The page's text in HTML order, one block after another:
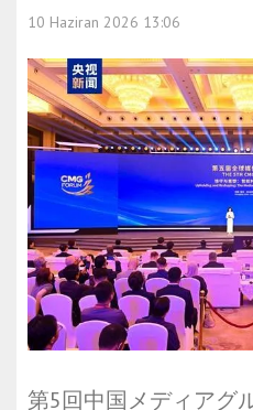
10 Haziran 2026 13:06
第5回中国メディアグ